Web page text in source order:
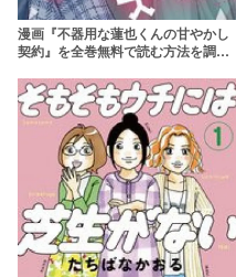
漫画『不器用な蓮也くんの甘やかし
契約』を全巻無料で読む方法を調
るサービスは？【餅子みけ】